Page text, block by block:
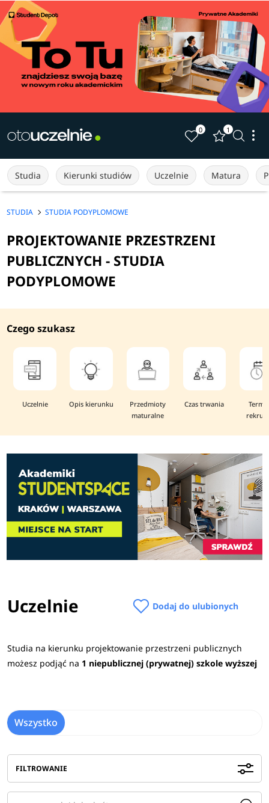
0 1
Studia Kierunki studiów Uczelnie Matura
STUDIA STUDIA PODYPLOMOWE
PROJEKTOWANIE PRZESTRZENI
PUBLICZNYCH - STUDIA
PODYPLOMOWE
Czego szukasz
Uczelnie Opis kierunku
Przedmioty
maturalne
Czas trwania
Uczelnie Dodaj do ulubionych
Studia na kierunku projektowanie przestrzeni publicznych
możesz podjąć na 1 niepublicznej (prywatnej) szkole wyższej
Wszystko
FILTROWANIE